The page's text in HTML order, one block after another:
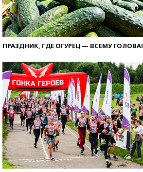
ПРАЗДНИК, ГДЕ ОГУРЕЦ — ВСЕМУ ГОЛОВА!